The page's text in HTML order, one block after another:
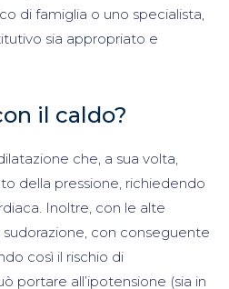
di famiglia o uno specialista,
sia appropriato e
il caldo?
che, a sua volta,
della pressione, richiedendo
Inoltre, con le alte
con conseguente
così il rischio di
portare all’ipotensione (sia in